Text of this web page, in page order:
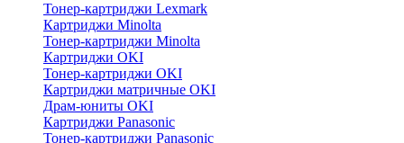
Тонер-картриджи Lexmark
Картриджи Minolta
Тонер-картриджи Minolta
Картриджи OKI
Тонер-картриджи OKI
Картриджи матричные OKI
Драм-юниты OKI
Картриджи Panasonic
Тонер-картриджи Panasonic